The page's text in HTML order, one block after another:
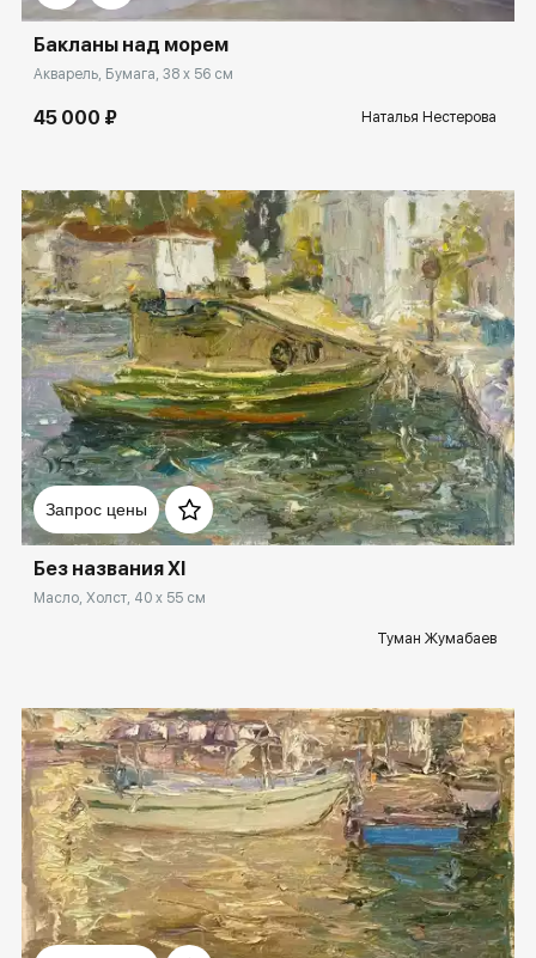
Бакланы над морем
Акварель, Бумага, 38 x 56 см
45 000 ₽ Наталья Нестерова
Запрос цены
Домен: rakovgallery.ru
Без названия XI
Масло, Холст, 40 x 55 см
Туман Жумабаев
Домен: rakovgallery.ru